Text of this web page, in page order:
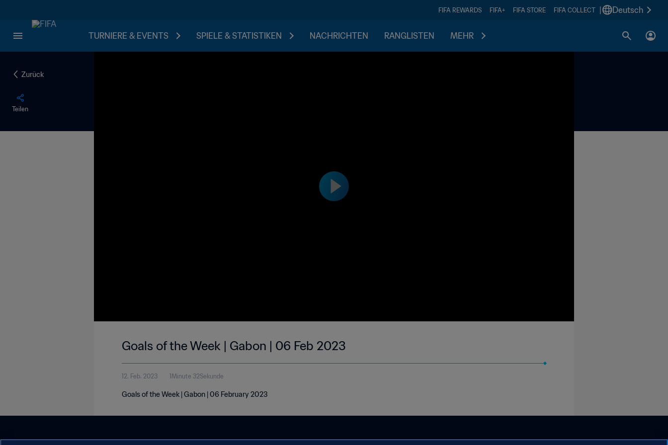
FIFA REWARDS FIFA+ FIFA STORE FIFA COLLECT Deutsch
TURNIERE & EVENTS SPIELE & STATISTIKEN NACHRICHTEN RANGLISTEN MEHR
Zurück
Teilen
Goals of the Week | Gabon | 06 Feb 2023
12. Feb. 2023 1Minute 32Sekunde
Goals of the Week | Gabon | 06 February 2023